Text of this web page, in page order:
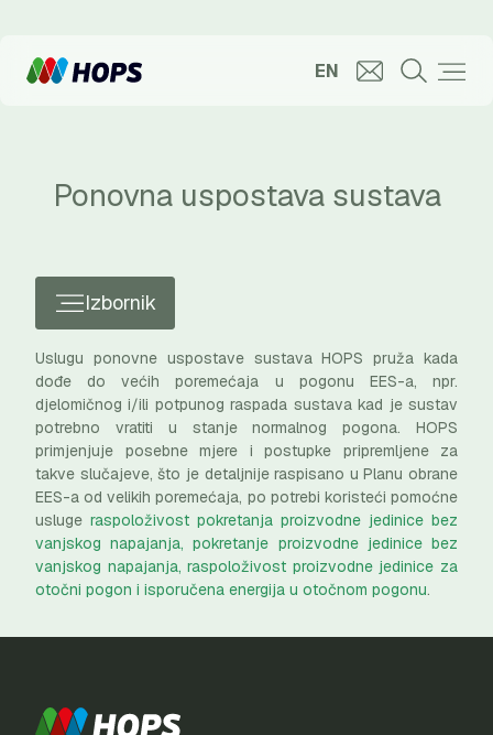
EN
Ponovna uspostava sustava
Izbornik
Uslugu ponovne uspostave sustava HOPS pruža kada
dođe do većih poremećaja u pogonu EES-a, npr.
djelomičnog i/ili potpunog raspada sustava kad je sustav
potrebno vratiti u stanje normalnog pogona. HOPS
primjenjuje posebne mjere i postupke pripremljene za
takve slučajeve, što je detaljnije raspisano u Planu obrane
EES-a od velikih poremećaja, po potrebi koristeći pomoćne
usluge raspoloživost pokretanja proizvodne jedinice bez
vanjskog napajanja, pokretanje proizvodne jedinice bez
vanjskog napajanja, raspoloživost proizvodne jedinice za
otočni pogon i isporučena energija u otočnom pogonu.